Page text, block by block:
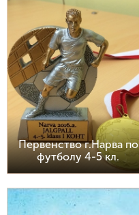
Первенство г.Нарва по
футболу 4-5 кл.